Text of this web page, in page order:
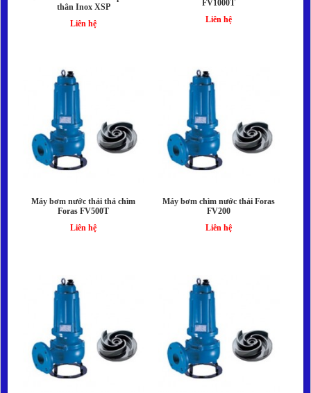
thân Inox XSP
Liên hệ
FV1000T
Liên hệ
Máy bơm nước thải thả chìm
Foras FV500T
Liên hệ
Máy bơm chìm nước thải Foras
FV200
Liên hệ